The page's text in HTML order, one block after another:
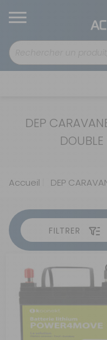
DEP
Accueil DEP
FILTRER